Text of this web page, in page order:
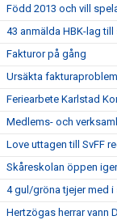
Född 2013 och vill
43 anmälda HBK-lag till
Fakturor på gång
Ursäkta
Feriearbete Karlstad
Medlems- och
Love uttagen till SvFF
Skåreskolan öppen
4 gul/gröna tjejer med i
Hertzögas herrar vann